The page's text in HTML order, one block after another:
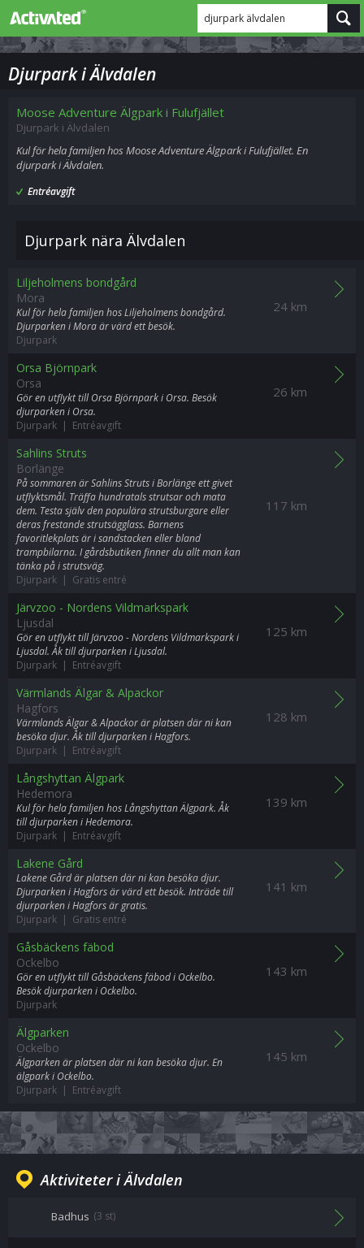
djurpark älvdalen
Djurpark i Älvdalen
Moose Adventure Älgpark i Fulufjället
Djurpark i Älvdalen
Kul för hela familjen hos Moose Adventure Älgpark i Fulufjället. En
djurpark i Älvdalen.
Entréavgift
Djurpark nära Älvdalen
24 km
Liljeholmens bondgård
Mora
Kul för hela familjen hos Liljeholmens bondgård.
Djurparken i Mora är värd ett besök.
Djurpark
26 km
Orsa Björnpark
Orsa
Gör en utflykt till Orsa Björnpark i Orsa. Besök
djurparken i Orsa.
Djurpark | Entréavgift
117 km
Sahlins Struts
Borlänge
På sommaren är Sahlins Struts i Borlänge ett givet
utflyktsmål. Träffa hundratals strutsar och mata
dem. Testa själv den populära strutsburgare eller
deras frestande strutsägglass. Barnens
favoritlekplats är i sandstacken eller bland
trampbilarna. I gårdsbutiken finner du allt man kan
tänka på i strutsväg.
Djurpark | Gratis entré
125 km
Järvzoo - Nordens Vildmarkspark
Ljusdal
Gör en utflykt till Järvzoo - Nordens Vildmarkspark i
Ljusdal. Åk till djurparken i Ljusdal.
Djurpark | Entréavgift
128 km
Värmlands Älgar & Alpackor
Hagfors
Värmlands Älgar & Alpackor är platsen där ni kan
besöka djur. Åk till djurparken i Hagfors.
Djurpark | Entréavgift
139 km
Långshyttan Älgpark
Hedemora
Kul för hela familjen hos Långshyttan Älgpark. Åk
till djurparken i Hedemora.
Djurpark | Entréavgift
141 km
Lakene Gård
Lakene Gård är platsen där ni kan besöka djur.
Djurparken i Hagfors är värd ett besök. Inträde till
djurparken i Hagfors är gratis.
Djurpark | Gratis entré
143 km
Gåsbäckens fäbod
Ockelbo
Gör en utflykt till Gåsbäckens fäbod i Ockelbo.
Besök djurparken i Ockelbo.
Djurpark
145 km
Älgparken
Ockelbo
Älgparken är platsen där ni kan besöka djur. En
älgpark i Ockelbo.
Djurpark | Entréavgift
Aktiviteter i Älvdalen
Badhus (3 st)